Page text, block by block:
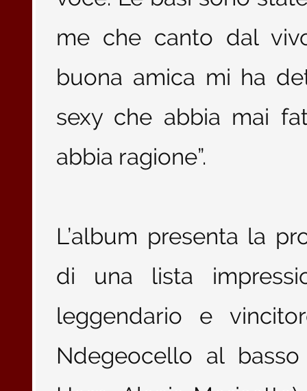
me che canto dal
buona amica mi ha
sexy che abbia mai
abbia ragione”.
L’album presenta la
di una lista
leggendario e
Ndegeocello al